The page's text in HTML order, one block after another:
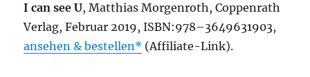
I can see U, Mat­thi­as Mor­gen­roth, Cop­pen­rath
Ver­lag, Febru­ar 2019, ISBN:978–3649631903,
anse­hen & bestel­len
(Affi­lia­te-Link).